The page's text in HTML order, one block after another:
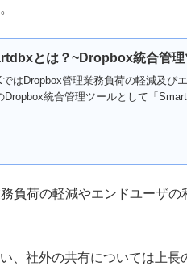
とは？~Dropbox統合管理
はDropbox管理業務負荷の軽減及び
Dropbox統合管理ツールとして「
負荷の軽減やエンドユーザ
、社外の共有については上長